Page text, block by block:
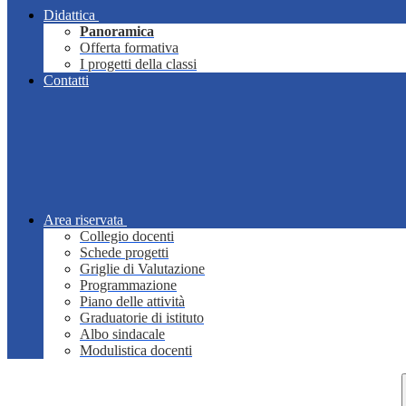
Didattica
Panoramica
Offerta formativa
I progetti della classi
Contatti
Area riservata
Collegio docenti
Schede progetti
Griglie di Valutazione
Programmazione
Piano delle attività
Graduatorie di istituto
Albo sindacale
Modulistica docenti